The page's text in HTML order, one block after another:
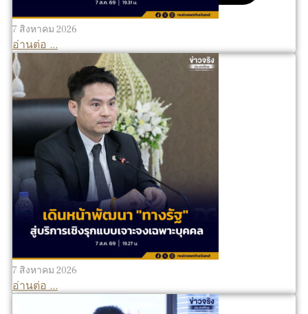
7 สิงหาคม 2026
อ่านต่อ ...
7 สิงหาคม 2026
อ่านต่อ ...